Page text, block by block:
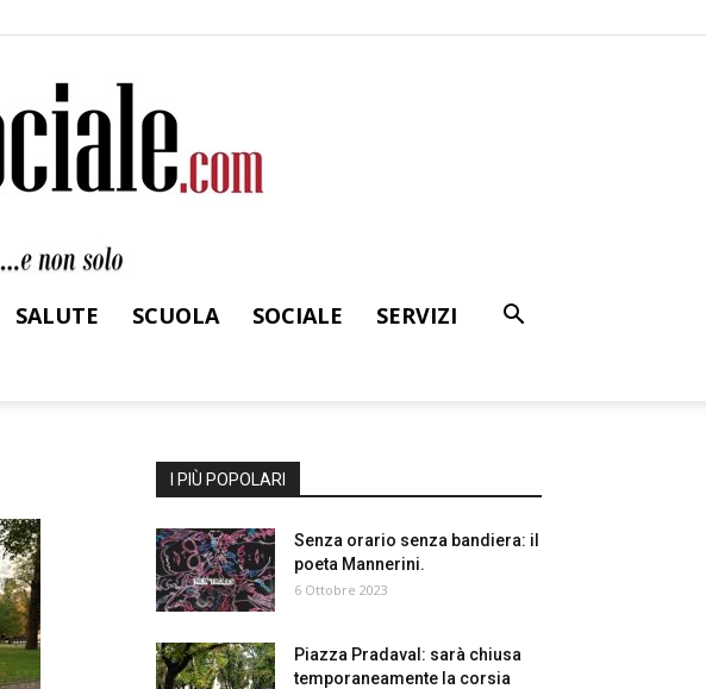
SALUTE SCUOLA SOCIALE
SERVIZI
I PIÙ POPOLARI
Senza orario senza bandiera: il
poeta Mannerini.
6 Ottobre 2023
Piazza Pradaval: sarà chiusa
temporaneamente la corsia